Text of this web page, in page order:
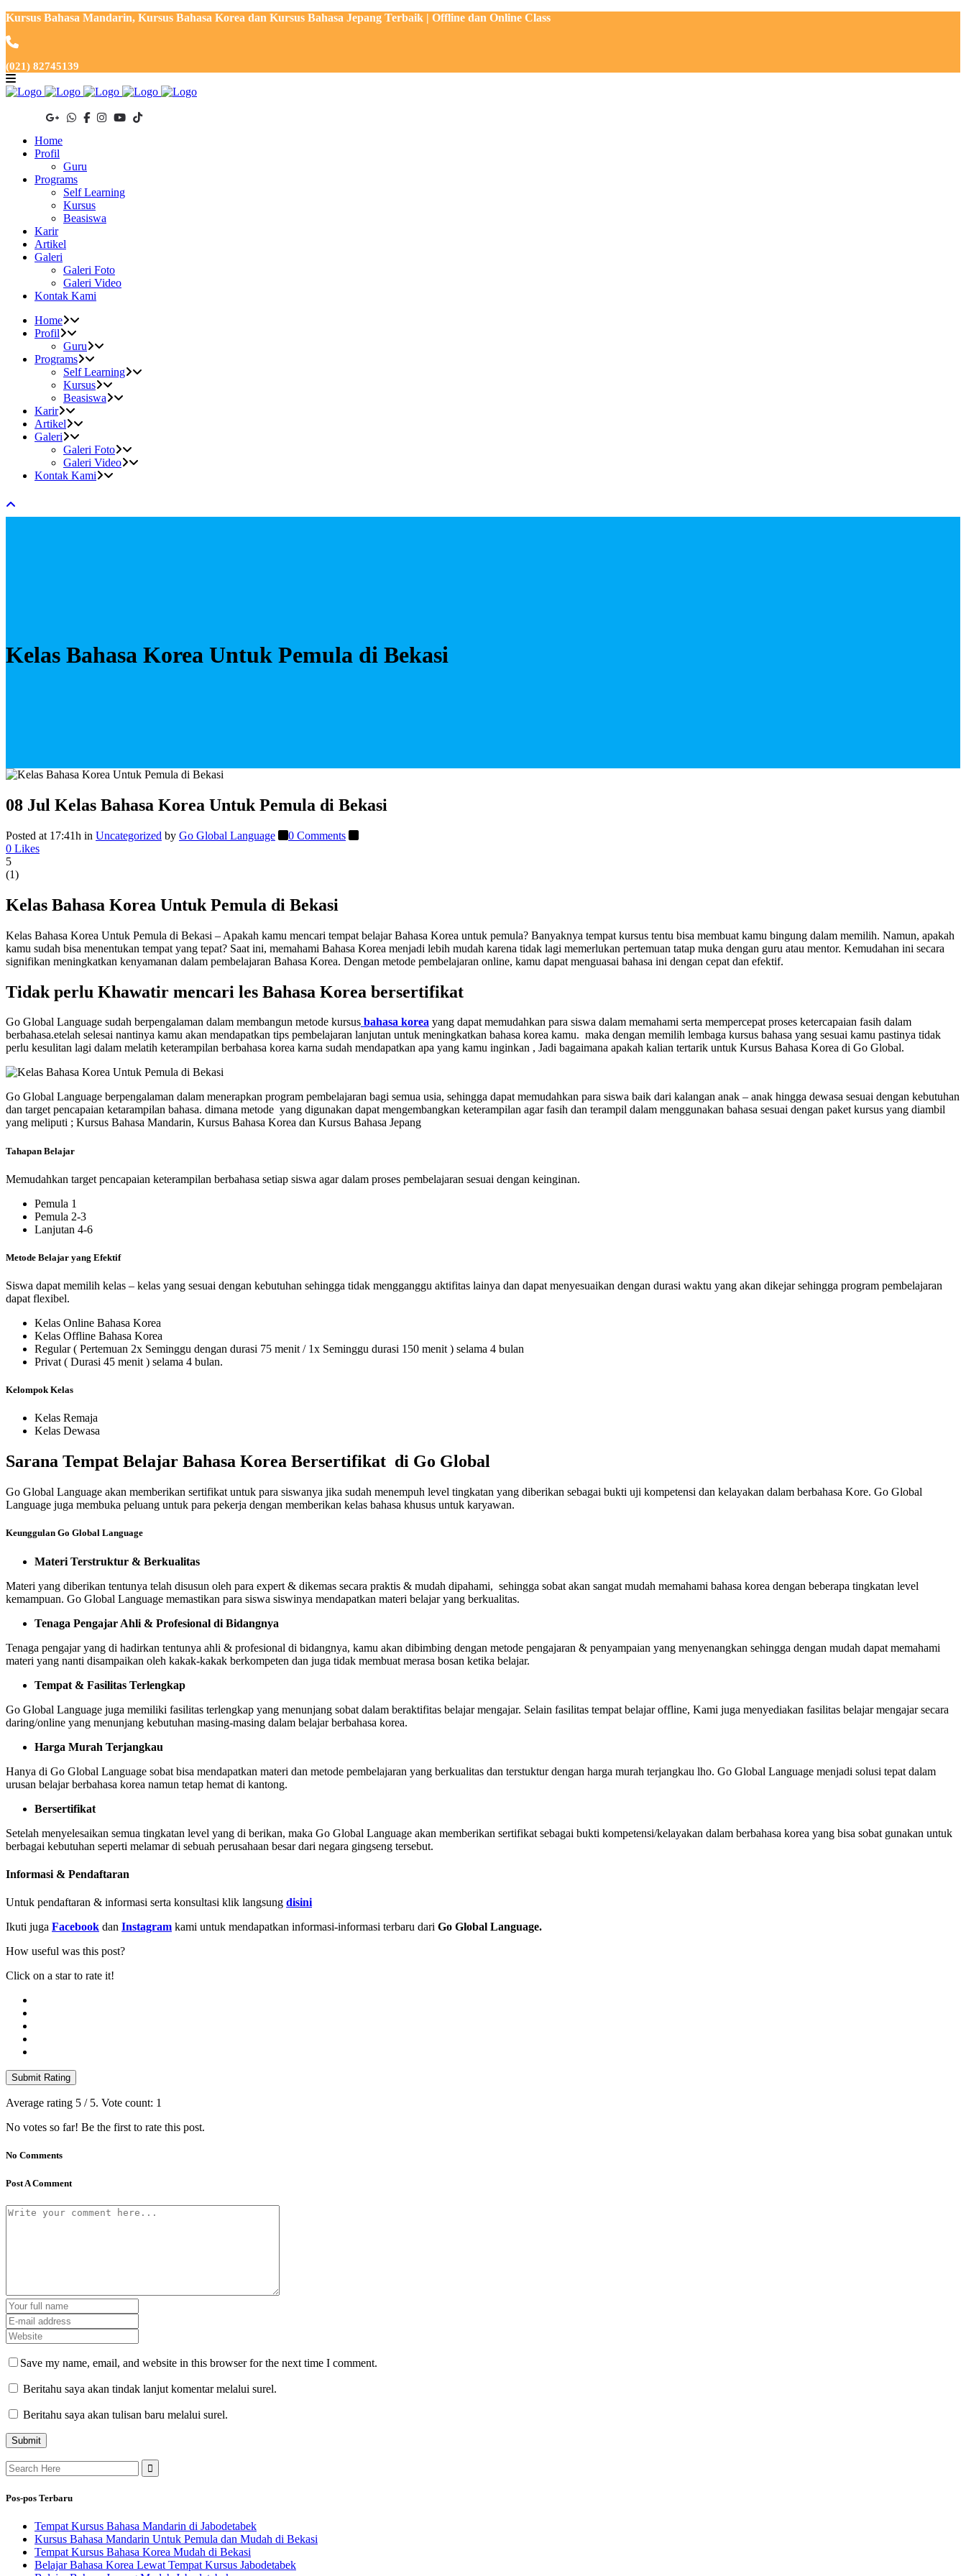
Kursus Bahasa Mandarin, Kursus Bahasa Korea dan Kursus Bahasa Jepang Terbaik | Offline dan Online Class
(021) 82745139
Home
Profil
Guru
Programs
Self Learning
Kursus
Beasiswa
Karir
Artikel
Galeri
Galeri Foto
Galeri Video
Kontak Kami
Home
Profil
Guru
Programs
Self Learning
Kursus
Beasiswa
Karir
Artikel
Galeri
Galeri Foto
Galeri Video
Kontak Kami
Kelas Bahasa Korea Untuk Pemula di Bekasi
08 Jul Kelas Bahasa Korea Untuk Pemula di Bekasi
Posted at 17:41h in Uncategorized by Go Global Language
0 Comments
0 Likes
5
(1)
Kelas Bahasa Korea Untuk Pemula di Bekasi
Kelas Bahasa Korea Untuk Pemula di Bekasi – Apakah kamu mencari tempat belajar Bahasa Korea untuk pemula? Banyaknya tempat kursus tentu bisa membuat kamu bingung dalam memilih. Namun, apakah
kamu sudah bisa menentukan tempat yang tepat? Saat ini, memahami Bahasa Korea menjadi lebih mudah karena tidak lagi memerlukan pertemuan tatap muka dengan guru atau mentor. Kemudahan ini secara
signifikan meningkatkan kenyamanan dalam pembelajaran Bahasa Korea. Dengan metode pembelajaran online, kamu dapat menguasai bahasa ini dengan cepat dan efektif.
Tidak perlu Khawatir mencari les Bahasa Korea bersertifikat
Go Global Language sudah berpengalaman dalam membangun metode kursus bahasa korea yang dapat memudahkan para siswa dalam memahami serta mempercepat proses ketercapaian fasih dalam
berbahasa.etelah selesai nantinya kamu akan mendapatkan tips pembelajaran lanjutan untuk meningkatkan bahasa korea kamu. maka dengan memilih lembaga kursus bahasa yang sesuai kamu pastinya tidak
perlu kesulitan lagi dalam melatih keterampilan berbahasa korea karna sudah mendapatkan apa yang kamu inginkan , Jadi bagaimana apakah kalian tertarik untuk Kursus Bahasa Korea di Go Global.
Go Global Language berpengalaman dalam menerapkan program pembelajaran bagi semua usia, sehingga dapat memudahkan para siswa baik dari kalangan anak – anak hingga dewasa sesuai dengan kebutuhan
dan target pencapaian ketarampilan bahasa. dimana metode yang digunakan dapat mengembangkan keterampilan agar fasih dan terampil dalam menggunakan bahasa sesuai dengan paket kursus yang diambil
yang meliputi ; Kursus Bahasa Mandarin, Kursus Bahasa Korea dan Kursus Bahasa Jepang
Tahapan Belajar
Memudahkan target pencapaian keterampilan berbahasa setiap siswa agar dalam proses pembelajaran sesuai dengan keinginan.
Pemula 1
Pemula 2-3
Lanjutan 4-6
Metode Belajar yang Efektif
Siswa dapat memilih kelas – kelas yang sesuai dengan kebutuhan sehingga tidak mengganggu aktifitas lainya dan dapat menyesuaikan dengan durasi waktu yang akan dikejar sehingga program pembelajaran
dapat flexibel.
Kelas Online Bahasa Korea
Kelas Offline Bahasa Korea
Regular ( Pertemuan 2x Seminggu dengan durasi 75 menit / 1x Seminggu durasi 150 menit ) selama 4 bulan
Privat ( Durasi 45 menit ) selama 4 bulan.
Kelompok Kelas
Kelas Remaja
Kelas Dewasa
Sarana Tempat Belajar Bahasa Korea Bersertifikat di Go Global
Go Global Language akan memberikan sertifikat untuk para siswanya jika sudah menempuh level tingkatan yang diberikan sebagai bukti uji kompetensi dan kelayakan dalam berbahasa Kore. Go Global
Language juga membuka peluang untuk para pekerja dengan memberikan kelas bahasa khusus untuk karyawan.
Keunggulan Go Global Language
Materi Terstruktur & Berkualitas
Materi yang diberikan tentunya telah disusun oleh para expert & dikemas secara praktis & mudah dipahami, sehingga sobat akan sangat mudah memahami bahasa korea dengan beberapa tingkatan level
kemampuan. Go Global Language memastikan para siswa siswinya mendapatkan materi belajar yang berkualitas.
Tenaga Pengajar Ahli & Profesional di Bidangnya
Tenaga pengajar yang di hadirkan tentunya ahli & profesional di bidangnya, kamu akan dibimbing dengan metode pengajaran & penyampaian yang menyenangkan sehingga dengan mudah dapat memahami
materi yang nanti disampaikan oleh kakak-kakak berkompeten dan juga tidak membuat merasa bosan ketika belajar.
Tempat & Fasilitas Terlengkap
Go Global Language juga memiliki fasilitas terlengkap yang menunjang sobat dalam beraktifitas belajar mengajar. Selain fasilitas tempat belajar offline, Kami juga menyediakan fasilitas belajar mengajar secara
daring/online yang menunjang kebutuhan masing-masing dalam belajar berbahasa korea.
Harga Murah Terjangkau
Hanya di Go Global Language sobat bisa mendapatkan materi dan metode pembelajaran yang berkualitas dan terstuktur dengan harga murah terjangkau lho. Go Global Language menjadi solusi tepat dalam
urusan belajar berbahasa korea namun tetap hemat di kantong.
Bersertifikat
Setelah menyelesaikan semua tingkatan level yang di berikan, maka Go Global Language akan memberikan sertifikat sebagai bukti kompetensi/kelayakan dalam berbahasa korea yang bisa sobat gunakan untuk
berbagai kebutuhan seperti melamar di sebuah perusahaan besar dari negara gingseng tersebut.
Informasi & Pendaftaran
Untuk pendaftaran & informasi serta konsultasi klik langsung disini
Ikuti juga Facebook dan Instagram kami untuk mendapatkan informasi-informasi terbaru dari Go Global Language.
How useful was this post?
Click on a star to rate it!
Submit Rating
Average rating 5 / 5. Vote count: 1
No votes so far! Be the first to rate this post.
No Comments
Post A Comment
Save my name, email, and website in this browser for the next time I comment.
Beritahu saya akan tindak lanjut komentar melalui surel.
Beritahu saya akan tulisan baru melalui surel.
Search
for:
Pos-pos Terbaru
Tempat Kursus Bahasa Mandarin di Jabodetabek
Kursus Bahasa Mandarin Untuk Pemula dan Mudah di Bekasi
Tempat Kursus Bahasa Korea Mudah di Bekasi
Belajar Bahasa Korea Lewat Tempat Kursus Jabodetabek